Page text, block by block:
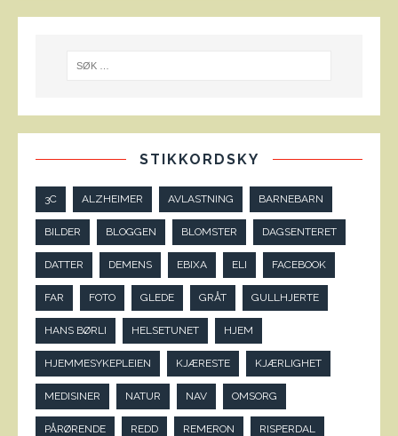
STIKKORDSKY
3C ALZHEIMER AVLASTNING BARNEBARN
BILDER BLOGGEN BLOMSTER DAGSENTERET
DATTER DEMENS EBIXA ELI FACEBOOK
FAR FOTO GLEDE GRÅT GULLHJERTE
HANS BØRLI HELSETUNET HJEM
HJEMMESYKEPLEIEN KJÆRESTE KJÆRLIGHET
MEDISINER NATUR NAV OMSORG
PÅRØRENDE REDD REMERON RISPERDAL